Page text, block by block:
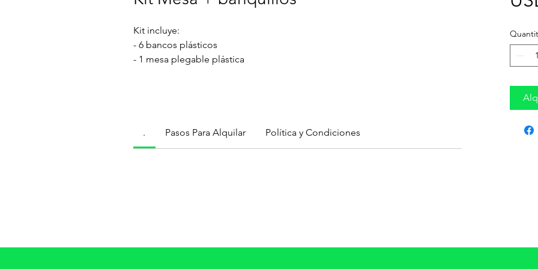
Kit incluye:
- 6 bancos plásticos
- 1 mesa plegable plástica
. Pasos Para Alquilar Política y Condiciones